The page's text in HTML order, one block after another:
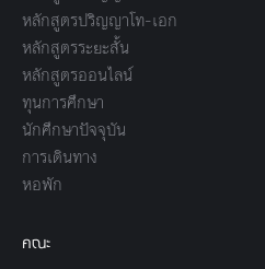
หลักสูตรปริญญาโท-เอก
หลักสูตรระยะสั้น
หลักสูตรออนไลน์
ทุนการศึกษา
นักศึกษาปัจจุบัน
การเดินทาง
หอพัก
คณะ